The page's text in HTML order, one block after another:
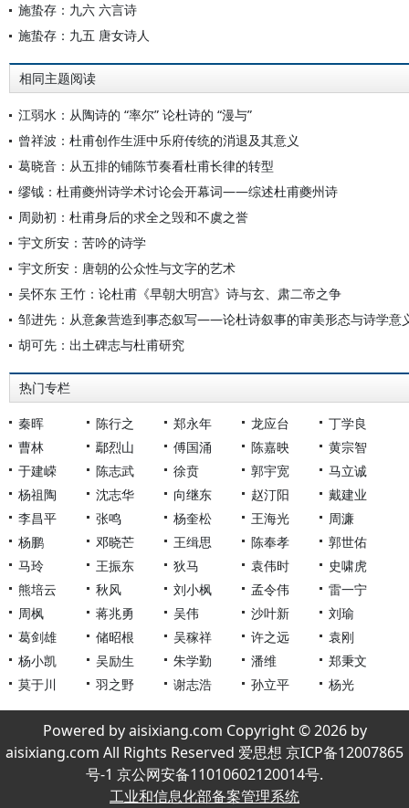
施蛰存：九六 六言诗
施蛰存：九五 唐女诗人
相同主题阅读
江弱水：从陶诗的 “率尔” 论杜诗的 “漫与”
曾祥波：杜甫创作生涯中乐府传统的消退及其意义
葛晓音：从五排的铺陈节奏看杜甫长律的转型
缪钺：杜甫夔州诗学术讨论会开幕词——综述杜甫夔州诗
周勋初：杜甫身后的求全之毁和不虞之誉
宇文所安：苦吟的诗学
宇文所安：唐朝的公众性与文字的艺术
吴怀东 王竹：论杜甫《早朝大明宫》诗与玄、肃二帝之争
邹进先：从意象营造到事态叙写——论杜诗叙事的审美形态与诗学意
胡可先：出土碑志与杜甫研究
热门专栏
秦晖 陈行之 郑永年 龙应台
丁学良
曹林
鄢烈山 傅国涌 陈嘉映
黄宗智
于建嵘
陈志武 徐贲 郭宇宽
马立诚
杨祖陶
沈志华 向继东 赵汀阳
戴建业
李昌平
张鸣 杨奎松 王海光
周濂
杨鹏
邓晓芒 王缉思 陈奉孝
郭世佑
马玲
王振东 狄马 袁伟时
史啸虎
熊培云
秋风 刘小枫 孟令伟
雷一宁
周枫
蒋兆勇 吴伟 沙叶新
刘瑜
葛剑雄
储昭根 吴稼祥 许之远
袁刚
杨小凯
吴励生 朱学勤 潘维
郑秉文
莫于川
羽之野 谢志浩 孙立平 杨光
Powered by aisixiang.com Copyright © 2026 by
aisixiang.com All Rights Reserved 爱思想 京ICP备12007865
号-1 京公网安备11010602120014号.
工业和信息化部备案管理系统